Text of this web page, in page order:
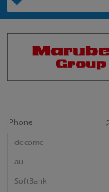
iPhone
docomo
au
SoftBank